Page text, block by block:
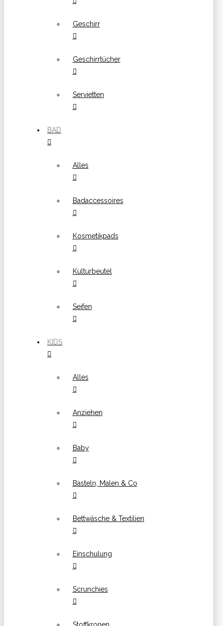
Geschirr
Geschirrtücher
Servietten
BAD
Alles
Badaccessoires
Kosmetikpads
Kulturbeutel
Seifen
KIDS
Alles
Anziehen
Baby
Basteln, Malen & Co
Bettwäsche & Textilien
Einschulung
Scrunchies